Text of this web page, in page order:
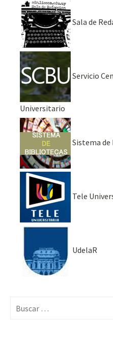
Sala de
Servicio
Universitario
Sistema
Tele
UdelaR